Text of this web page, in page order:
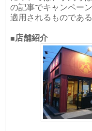
の記事でキャンペー
適用されるものであ
■店舗紹介